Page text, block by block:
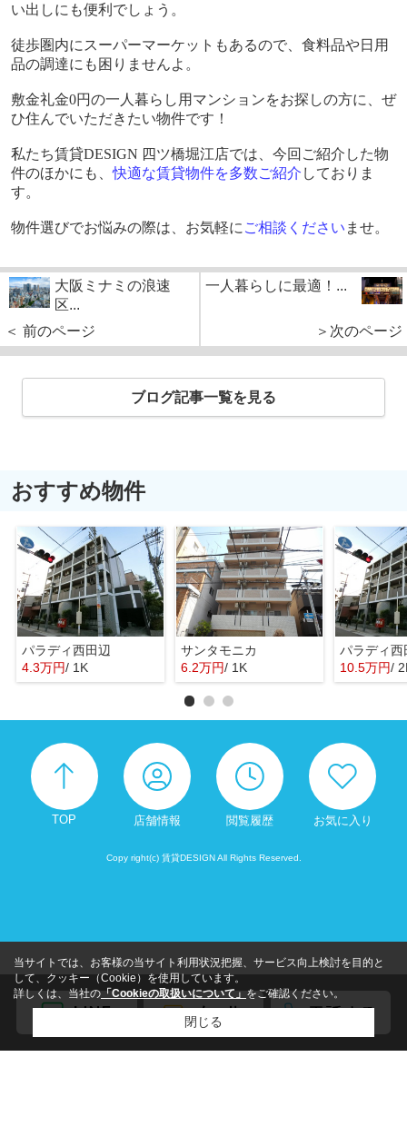
い出しにも便利でしょう。
徒歩圏内にスーパーマーケットもあるので、食料品や日用
品の調達にも困りませんよ。
敷金礼金0円の一人暮らし用マンションをお探しの方に、ぜ
ひ住んでいただきたい物件です！
私たち賃貸DESIGN 四ツ橋堀江店では、今回ご紹介した物
件のほかにも、快適な賃貸物件を多数ご紹介 しておりま
す。
物件選びでお悩みの際は、お気軽に ご相談ください ませ。
大阪ミナミの浪速
区...
＜ 前のページ
一人暮らしに最適！...
＞次のページ
ブログ記事一覧を見る
おすすめ物件
パラディ西田辺
4.3万円/ 1K
サンタモニカ
6.2万円/ 1K
パラディ西
10.5万円/
TOP 店舗情報 閲覧履歴 お気に入り
Copy right(c) 賃貸DESIGN All Rights Reserved.
当サイトでは、お客様の当サイト利用状況把握、サービス向上検討を目的と
して、クッキー（Cookie）を使用しています。
詳しくは、当社の 「Cookieの取扱いについて」 をご確認ください。
閉じる